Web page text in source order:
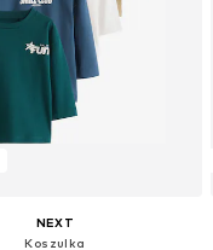
NEXT
Koszulka